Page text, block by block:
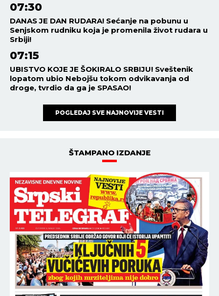
07:30
DANAS JE DAN RUDARA! Sećanje na pobunu u
Senjskom rudniku koja je promenila život rudara u
Srbiji!
07:15
UBISTVO KOJE JE ŠOKIRALO SRBIJU! Sveštenik
lopatom ubio Nebojšu tokom odvikavanja od
droge, tvrdio da ga je SPASAO!
POGLEDAJ SVE NAJNOVIJE VESTI
ŠTAMPANO IZDANJE